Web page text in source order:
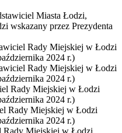
Miasta Łodzi,
wskazany przez Prezydenta
Rady Miejskiej w Łodzi
2024 r.)
Rady Miejskiej w Łodzi
2024 r.)
Rady Miejskiej w Łodzi
2024 r.)
Rady Miejskiej w Łodzi
2024 r.)